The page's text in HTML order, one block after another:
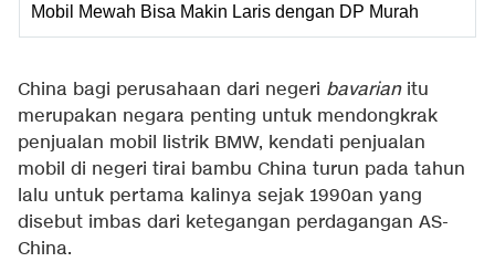
Mobil Mewah Bisa Makin Laris dengan DP Murah
China bagi perusahaan dari negeri bavarianitu
merupakan negara penting untuk mendongkrak
penjualan mobil listrik BMW, kendati penjualan
mobil di negeri tirai bambu China turun pada tahun
lalu untuk pertama kalinya sejak 1990an yang
disebut imbas dari ketegangan perdagangan AS-
China.